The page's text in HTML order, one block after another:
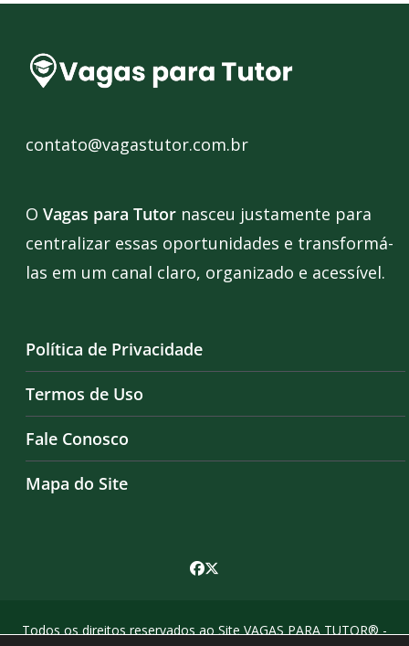
contato@vagastutor.com.br
O Vagas para Tutor nasceu justamente para
centralizar essas oportunidades e transformá-
las em um canal claro, organizado e acessível.
Política de Privacidade
Termos de Uso
Fale Conosco
Mapa do Site
Todos os direitos reservados ao Site VAGAS PARA TUTOR® -